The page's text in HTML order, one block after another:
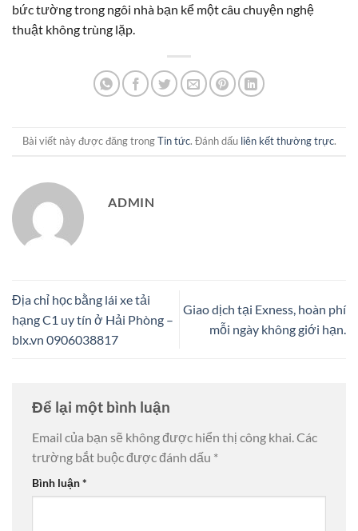
bức tường trong ngôi nhà bạn kể một câu chuyện nghệ
thuật không trùng lặp.
Bài viết này được đăng trongTin tức. Đánh dấu liên kết thường trực.
ADMIN
Địa chỉ học bằng lái xe tải
hạng C1 uy tín ở Hải Phòng –
blx.vn 0906038817
Giao dịch tại Exness, hoàn phí
mỗi ngày không giới hạn.
Để lại một bình luận
Email của bạn sẽ không được hiển thị công khai. Các
trường bắt buộc được đánh dấu *
Bình luận*